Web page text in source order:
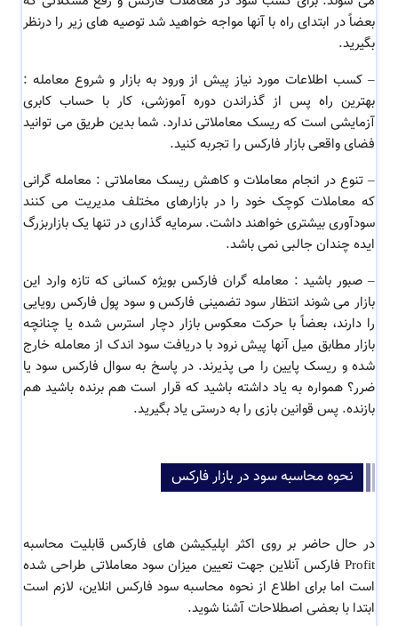
بعضاً در ابتدای راه با آنها مواجه خواهید شد توصیه های زیر را درنظر
بگیرید.
– کسب اطلاعات مورد نیاز پیش از ورود به بازار و شروع معامله :
بهترین راه پس از گذراندن دوره آموزشی، کار با حساب کابری
آزمایشی است که ریسک معاملاتی ندارد. شما بدین طریق می توانید
فضای واقعی بازار فارکس را تجربه کنید.
– تنوع در انجام معاملات و کاهش ریسک معاملاتی : معامله گرانی
که معاملات کوچک خود را در بازارهای مختلف مدیریت می کنند
سودآوری بیشتری خواهند داشت. سرمایه گذاری در تنها یک بازاربزرگ
ایده چندان جالبی نمی باشد.
– صبور باشید : معامله گران فارکس بویژه کسانی که تازه وارد این
بازار می شوند انتظار سود تضمینی فارکس و سود پول فارکس رویایی
را دارند، بعضاً با حرکت معکوس بازار دچار استرس شده یا چنانچه
بازار مطابق میل آنها پیش نرود با دریافت سود اندک از معامله خارج
شده و ریسک پایین را می پذیرند. در پاسخ به سوال فارکس سود یا
ضرر؟ همواره به یاد داشته باشید که قرار است هم برنده باشید هم
بازنده. پس قوانین بازی را به درستی یاد بگیرید.
نحوه محاسبه سود در بازار فارکس
در حال حاضر بر روی اکثر اپلیکیشن های فارکس قابلیت محاسبه
Profit فارکس آنلاین جهت تعیین میزان سود معاملاتی طراحی شده
است اما برای اطلاع از نحوه محاسبه سود فارکس انلاین، لازم است
ابتدا با بعضی اصطلاحات آشنا شوید.